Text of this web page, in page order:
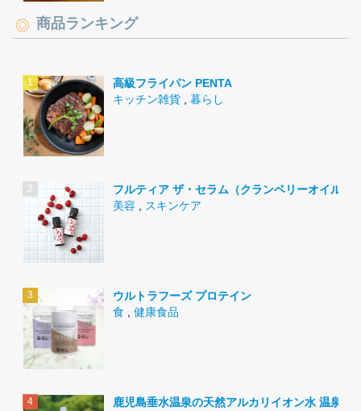
商品ランキング
高級フライパン PENTA
キッチン雑貨
暮らし
フルティア ザ・セラム（クランベリーオイル）
美容
スキンケア
ウルトラフーズ プロテイン
食
健康食品
鹿児島垂水温泉の天然アルカリイオン水 温泉水